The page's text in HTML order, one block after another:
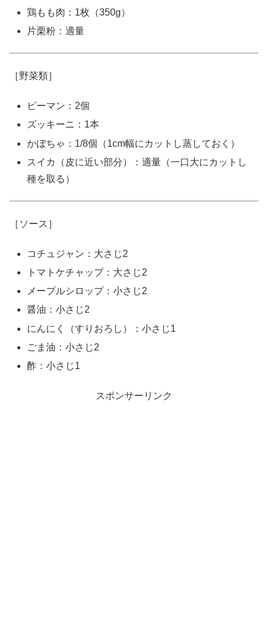
鶏もも肉：1枚（350g）
片栗粉：適量
［野菜類］
ピーマン：2個
ズッキーニ：1本
かぼちゃ：1/8個（1cm幅にカットし蒸しておく）
スイカ（皮に近い部分）：適量（一口大にカットし
種を取る）
［ソース］
コチュジャン：大さじ2
トマトケチャップ：大さじ2
メープルシロップ：小さじ2
醤油：小さじ2
にんにく（すりおろし）：小さじ1
ごま油：小さじ2
酢：小さじ1
スポンサーリンク